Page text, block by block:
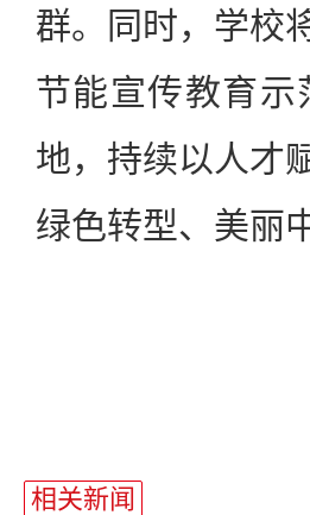
群。同时，学校
节能宣传教育
地，持续以人才
绿色转型、美丽
相关新闻